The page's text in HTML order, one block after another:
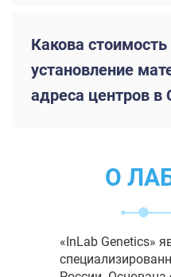
Какова
установление
адреса центров в
О
«InLab Genetics»